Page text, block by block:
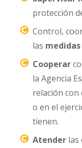
protección
Control,
las
Cooperar
la Agencia
relación
o en el
tienen.
Atender las